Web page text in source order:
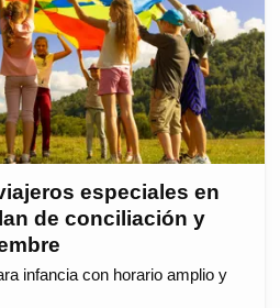
especiales en
de conciliación y
infancia con horario amplio y